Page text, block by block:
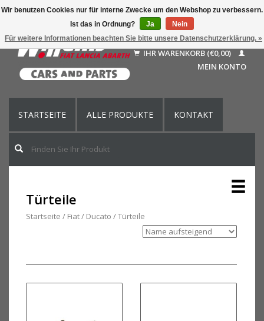
Nederlands
Français
English (US)
IHR WARENKORB (€0,00)
MEIN KONTO
STARTSEITE ALLE PRODUKTE KONTAKT
Türteile
Startseite / Fiat/ Ducato /Türteile
Wir benutzen Cookies nur für interne Zwecke um den Webshop zu verbessern.
Ist das in Ordnung?
Ja
Nein
Für weitere Informationen beachten Sie bitte unsere Datenschutzerklärung. »